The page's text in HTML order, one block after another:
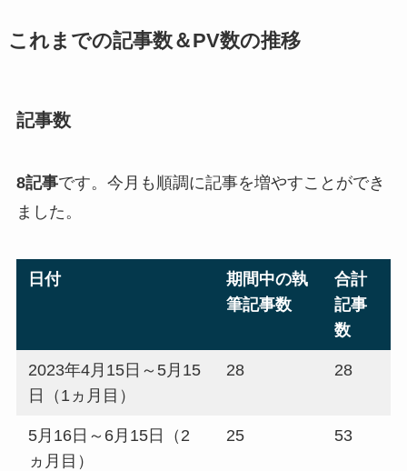
これまでの記事数＆PV数の推移
記事数
8記事です。今月も順調に記事を増やすことができ
ました。
日付
期間中の執
筆記事数
合計
記事
数
2023年4月15日～5月15
日（1ヵ月目）
28 28
5月16日～6月15日（2
ヵ月目）
25 53